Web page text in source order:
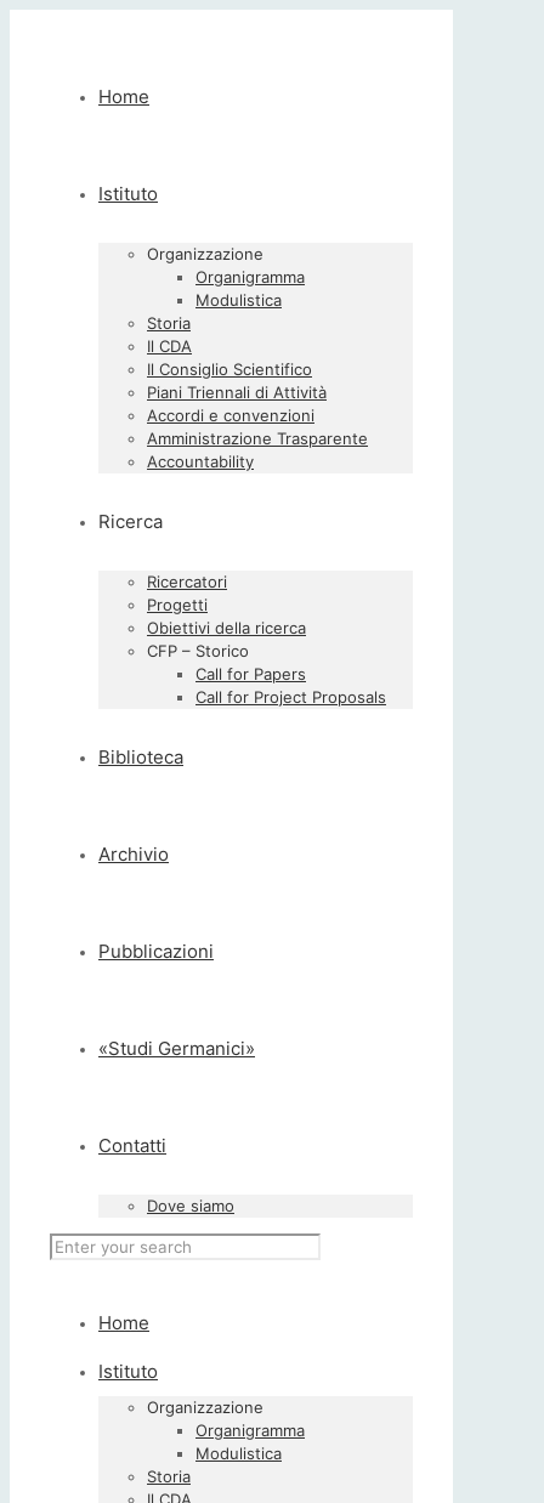
Home
Istituto
Organizzazione
Organigramma
Modulistica
Storia
Il CDA
Il Consiglio Scientifico
Piani Triennali di Attività
Accordi e convenzioni
Amministrazione Trasparente
Accountability
Ricerca
Ricercatori
Progetti
Obiettivi della ricerca
CFP – Storico
Call for Papers
Call for Project Proposals
Biblioteca
Archivio
Pubblicazioni
«Studi Germanici»
Contatti
Dove siamo
Home
Istituto
Organizzazione
Organigramma
Modulistica
Storia